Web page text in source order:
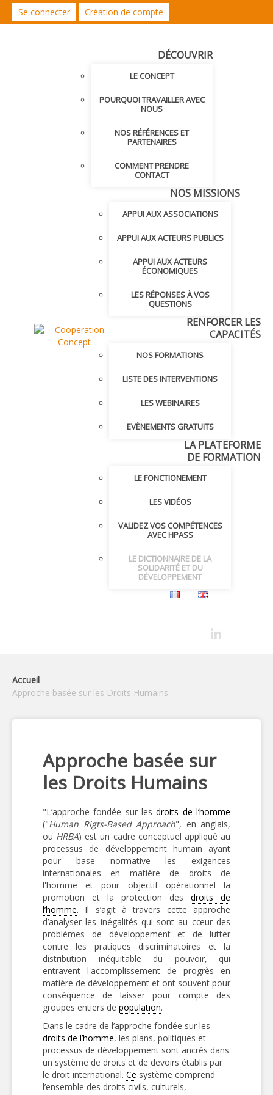
Se connecter Création de compte
DÉCOUVRIR
LE CONCEPT
POURQUOI TRAVAILLER AVEC
NOUS
NOS RÉFÉRENCES ET
PARTENAIRES
COMMENT PRENDRE
CONTACT
NOS MISSIONS
APPUI AUX ASSOCIATIONS
APPUI AUX ACTEURS PUBLICS
APPUI AUX ACTEURS
ÉCONOMIQUES
LES RÉPONSES À VOS
QUESTIONS
RENFORCER LES
CAPACITÉS
NOS FORMATIONS
LISTE DES INTERVENTIONS
LES WEBINAIRES
EVÈNEMENTS GRATUITS
LA PLATEFORME
DE FORMATION
LE FONCTIONEMENT
LES VIDÉOS
VALIDEZ VOS COMPÉTENCES
AVEC HPASS
LE DICTIONNAIRE DE LA
SOLIDARITÉ ET DU
DÉVELOPPEMENT
Accueil
Approche basée sur les Droits Humains
Approche basée sur
les Droits Humains
"L’approche fondée sur lesdroits de l’homme
("Human Rigts-Based Approach", en anglais,
ou HRBA) est un cadre conceptuel appliqué au
processus de développement humain ayant
pour base normative les exigences
internationales en matière de droits de
l'homme et pour objectif opérationnel la
promotion et la protection des droits de
l’homme. Il s’agit à travers cette approche
d’analyser les inégalités qui sont au cœur des
problèmes de développement et de lutter
contre les pratiques discriminatoires et la
distribution inéquitable du pouvoir, qui
entravent l'accomplissement de progrès en
matière de développement et ont souvent pour
conséquence de laisser pour compte des
groupes entiers de population.
Dans le cadre de l’approche fondée sur les
droits de l’homme, les plans, politiques et
processus de développement sont ancrés dans
un système de droits et de devoirs établis par
le droit international. Ce système comprend
l’ensemble des droits civils, culturels,